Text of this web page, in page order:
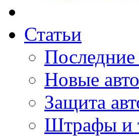
Статьи
Новые авто
Защита
Штрафы и